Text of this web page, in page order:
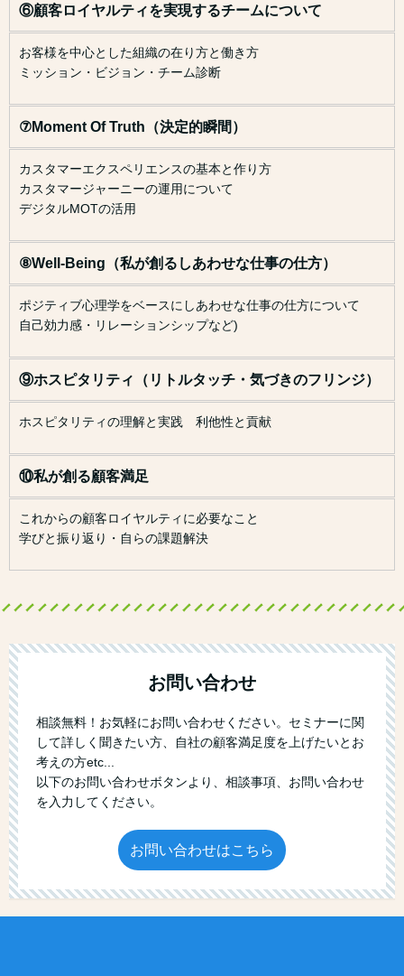
⑥顧客ロイヤルティを実現するチームについて
お客様を中心とした組織の在り方と働き方
ミッション・ビジョン・チーム診断
⑦Moment Of Truth（決定的瞬間）
カスタマーエクスペリエンスの基本と作り方
カスタマージャーニーの運用について
デジタルMOTの活用
⑧Well‐Being（私が創るしあわせな仕事の仕方）
ポジティブ心理学をベースにしあわせな仕事の仕方について
自己効力感・リレーションシップなど)
⑨ホスピタリティ（リトルタッチ・気づきのフリンジ）
ホスピタリティの理解と実践 利他性と貢献
⑩私が創る顧客満足
これからの顧客ロイヤルティに必要なこと
学びと振り返り・自らの課題解決
お問い合わせ
相談無料！お気軽にお問い合わせください。セミナーに関
して詳しく聞きたい方、自社の顧客満足度を上げたいとお
考えの方etc...
以下のお問い合わせボタンより、相談事項、お問い合わせ
を入力してください。
お問い合わせはこちら